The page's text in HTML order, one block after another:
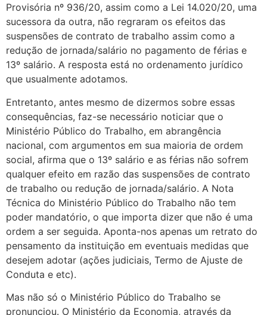
Provisória nº 936/20, assim como a Lei 14.020/20, uma
sucessora da outra, não regraram os efeitos das
suspensões de contrato de trabalho assim como a
redução de jornada/salário no pagamento de férias e
13º salário. A resposta está no ordenamento jurídico
que usualmente adotamos.
Entretanto, antes mesmo de dizermos sobre essas
consequências, faz-se necessário noticiar que o
Ministério Público do Trabalho, em abrangência
nacional, com argumentos em sua maioria de ordem
social, afirma que o 13º salário e as férias não sofrem
qualquer efeito em razão das suspensões de contrato
de trabalho ou redução de jornada/salário. A Nota
Técnica do Ministério Público do Trabalho não tem
poder mandatório, o que importa dizer que não é uma
ordem a ser seguida. Aponta-nos apenas um retrato do
pensamento da instituição em eventuais medidas que
desejem adotar (ações judiciais, Termo de Ajuste de
Conduta e etc).
Mas não só o Ministério Público do Trabalho se
pronunciou. O Ministério da Economia, através da